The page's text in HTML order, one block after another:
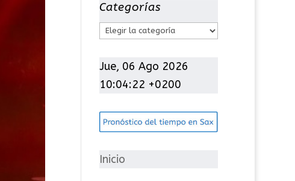
Categorías
C
t
e
o
í
Jue, 06 Ago 2026
10:04:23 +0200
Inicio